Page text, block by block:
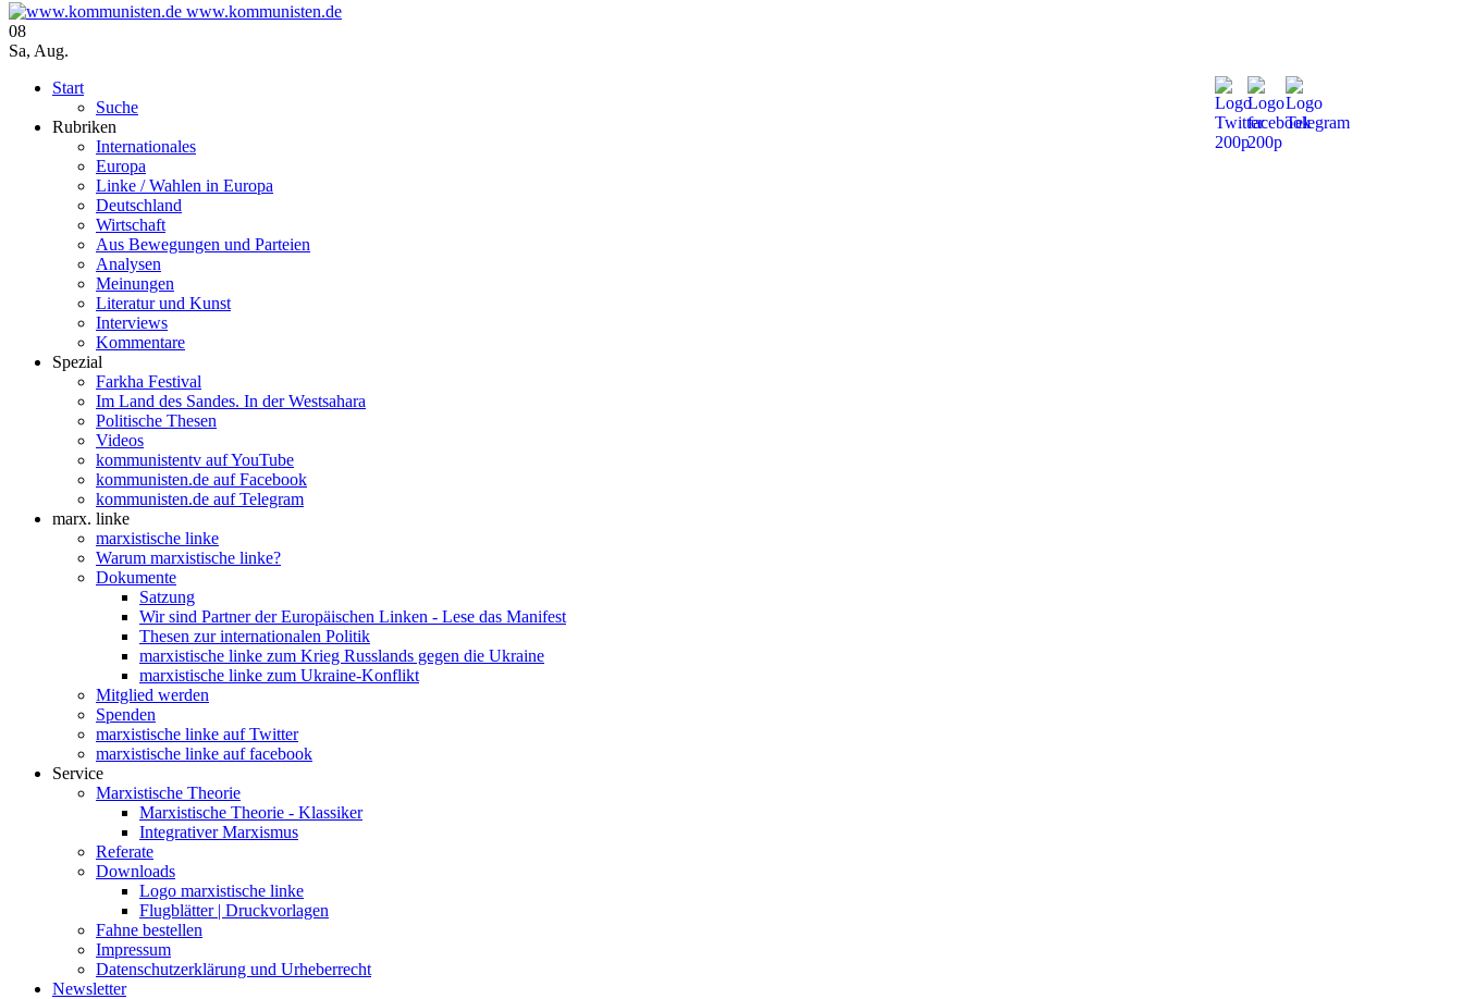
www.kommunisten.de
08
Sa, Aug.
Start
Suche
Rubriken
Internationales
Europa
Linke / Wahlen in Europa
Deutschland
Wirtschaft
Aus Bewegungen und Parteien
Analysen
Meinungen
Literatur und Kunst
Interviews
Kommentare
Spezial
Farkha Festival
Im Land des Sandes. In der Westsahara
Politische Thesen
Videos
kommunistentv auf YouTube
kommunisten.de auf Facebook
kommunisten.de auf Telegram
marx. linke
marxistische linke
Warum marxistische linke?
Dokumente
Satzung
Wir sind Partner der Europäischen Linken - Lese das Manifest
Thesen zur internationalen Politik
marxistische linke zum Krieg Russlands gegen die Ukraine
marxistische linke zum Ukraine-Konflikt
Mitglied werden
Spenden
marxistische linke auf Twitter
marxistische linke auf facebook
Service
Marxistische Theorie
Marxistische Theorie - Klassiker
Integrativer Marxismus
Referate
Downloads
Logo marxistische linke
Flugblätter | Druckvorlagen
Fahne bestellen
Impressum
Datenschutzerklärung und Urheberrecht
Newsletter